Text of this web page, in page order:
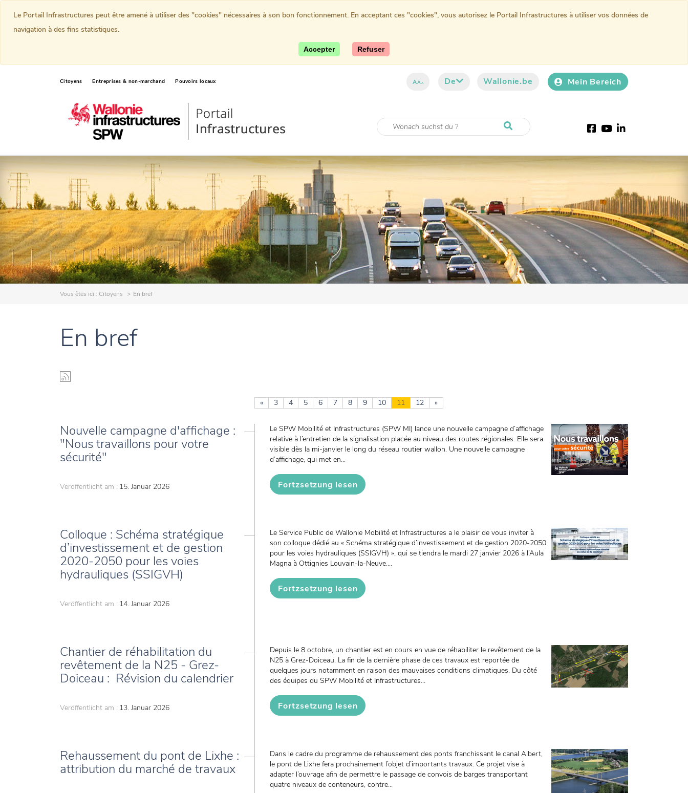
Citoyens Entreprises & non-marchand Pouvoirs locaux AAA De Wallonie.be Mein Bereich
Facebook
YoutubeLinkedIn
Vous êtes ici : Citoyens En bref
En bref
« 3 4 5 6 7 8 9 10 11 12 »
Nouvelle campagne d'affichage :
"Nous travaillons pour votre
sécurité"
Veröffentlicht am : 15. Januar 2026
Le SPW Mobilité et Infrastructures (SPW MI) lance une nouvelle campagne d’affichage
relative à l’entretien de la signalisation placée au niveau des routes régionales. Elle sera
visible dès la mi-janvier le long du réseau routier wallon. Une nouvelle campagne
d’affichage, qui met en...
Fortzsetzung lesen
Colloque : Schéma stratégique
d’investissement et de gestion
2020-2050 pour les voies
hydrauliques (SSIGVH)
Veröffentlicht am : 14. Januar 2026
Le Service Public de Wallonie Mobilité et Infrastructures a le plaisir de vous inviter à
son colloque dédié au « Schéma stratégique d’investissement et de gestion 2020-2050
pour les voies hydrauliques (SSIGVH) », qui se tiendra le mardi 27 janvier 2026 à l’Aula
Magna à Ottignies Louvain-la-Neuve....
Fortzsetzung lesen
Chantier de réhabilitation du
revêtement de la N25 - Grez-
Doiceau : Révision du calendrier
Veröffentlicht am : 13. Januar 2026
Depuis le 8 octobre, un chantier est en cours en vue de réhabiliter le revêtement de la
N25 à Grez-Doiceau. La fin de la dernière phase de ces travaux est reportée de
quelques jours notamment en raison des mauvaises conditions climatiques. Du côté
des équipes du SPW Mobilité et Infrastructures...
Fortzsetzung lesen
Rehaussement du pont de Lixhe :
attribution du marché de travaux
Dans le cadre du programme de rehaussement des ponts franchissant le canal Albert,
le pont de Lixhe fera prochainement l’objet d’importants travaux. Ce projet vise à
adapter l’ouvrage afin de permettre le passage de convois de barges transportant
quatre niveaux de conteneurs, contre...
Le Portail Infrastructures peut être amené à utiliser des "cookies" nécessaires à son bon fonctionnement. En acceptant ces "cookies", vous autorisez le Portail Infrastructures à utiliser vos données de
navigation à des fins statistiques.
Accepter Refuser